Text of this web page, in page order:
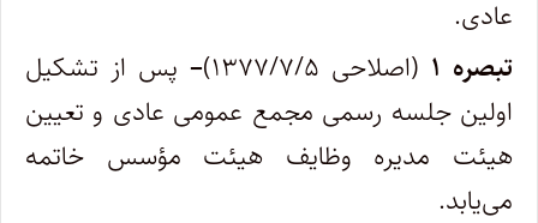
عادی.
تبصره ۱
(اصلاحی ۱۳۷۷/۷/۵) – پس از تشکیل
اولین جلسه رسمی مجمع عمومی عادی و تعیین
هیئت مدیره وظایف هیئت مؤسس خاتمه
می‌یابد.